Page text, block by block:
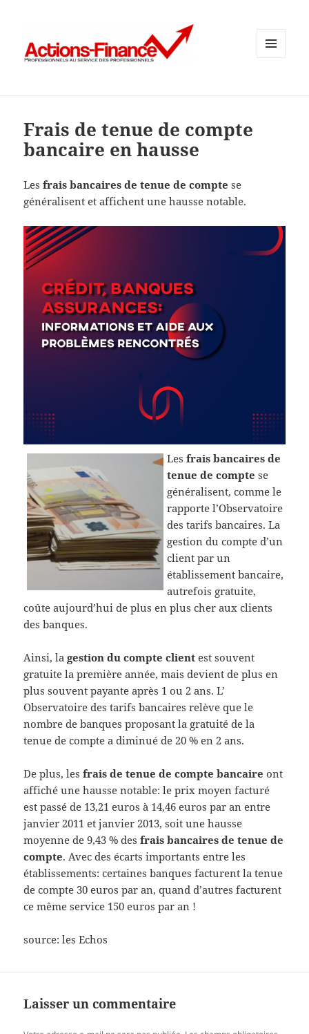
Frais de tenue de compte
bancaire en hausse
Les frais bancaires de tenue de compte se
généralisent et affichent une hausse notable.
Les frais bancaires de
tenue de compte se
généralisent, comme le
rapporte l’Observatoire
des tarifs bancaires. La
gestion du compte d’un
client par un
établissement bancaire,
autrefois gratuite,
coûte aujourd’hui de plus en plus cher aux clients
des banques.
Ainsi, lagestion du compte client est souvent
gratuite la première année, mais devient de plus en
plus souvent payante après 1 ou 2 ans. L’
Observatoire des tarifs bancaires relève que le
nombre de banques proposant la gratuité de la
tenue de compte a diminué de 20 % en 2 ans.
De plus, lesfrais de tenue de compte bancaire ont
affiché une hausse notable: le prix moyen facturé
est passé de 13,21 euros à 14,46 euros par an entre
janvier 2011 et janvier 2013, soit une hausse
moyenne de 9,43 % desfrais bancaires de tenue de
compte. Avec des écarts importants entre les
établissements: certaines banques facturent la tenue
de compte 30 euros par an, quand d’autres facturent
ce même service 150 euros par an !
source: les Echos
Laisser un commentaire